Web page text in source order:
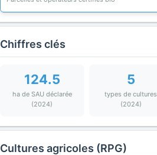
Chiffres clés
124.5
ha de SAU déclarée
(2024)
5
types de cultures
(2024)
Cultures agricoles (RPG)